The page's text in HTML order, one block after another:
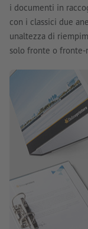
i documenti in
con i classici due
unaltezza di
solo fronte o